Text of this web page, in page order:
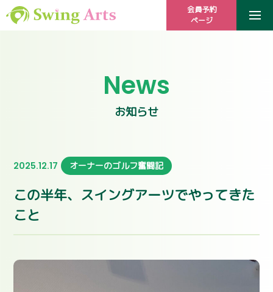
会員予約
ページ
News
お知らせ
2025.12.17 オーナーのゴルフ奮闘記
この半年、スイングアーツでやってきた
こと